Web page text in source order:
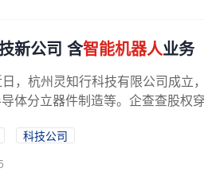
新公司 含智能机器人业务
，杭州灵知行科技有限公司成立
体分立器件制造等。企查查股权
科技公司